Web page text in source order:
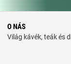
O NÁS
Világ kávék, teák és